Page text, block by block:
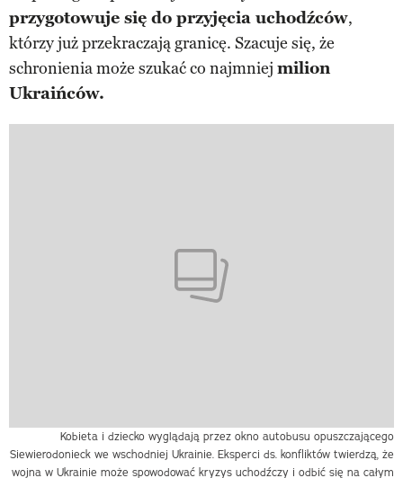
przygotowuje się do przyjęcia uchodźców,
którzy już przekraczają granicę. Szacuje się, że
schronienia może szukać co najmniej milion
Ukraińców.
Kobieta i dziecko wyglądają przez okno autobusu opuszczającego
Siewierodonieck we wschodniej Ukrainie. Eksperci ds. konfliktów twierdzą, że
wojna w Ukrainie może spowodować kryzys uchodźczy i odbić się na całym